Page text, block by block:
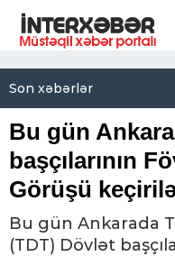
Son xəbərlər
Bu gün
başçılarının
Görüşü
Bu gün Ankarada
(TDT) Dövlət